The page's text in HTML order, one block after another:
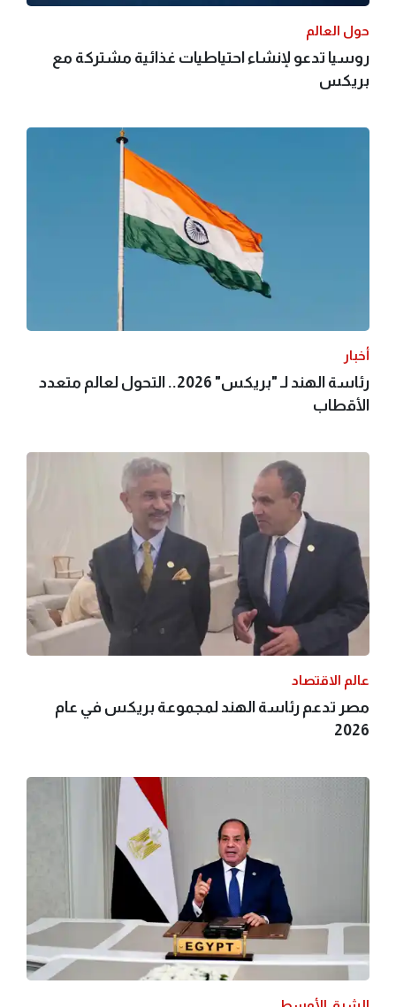
حول العالم
روسيا تدعو لإنشاء احتياطيات غذائية مشتركة مع
بريكس
أخبار
رئاسة الهند لـ "بريكس" 2026.. التحول لعالم متعدد
الأقطاب
عالم الاقتصاد
مصر تدعم رئاسة الهند لمجموعة بريكس في عام
2026